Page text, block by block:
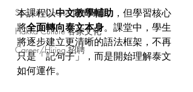
Spanish Course 西班牙語
Hakka Culture 客家文化
Career/Hiring 招聘
本課程以中文教學輔助 ，但學習核心
將全面轉向泰文本身。課堂中，學生
將逐步建立更清晰的語法框架，不再
只是「記句子」，而是開始理解泰文
如何運作。